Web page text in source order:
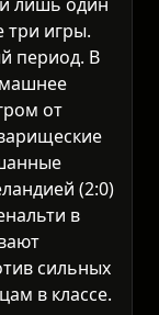
три игры.
период. В
от
(2:0)
в
сильных
в классе.